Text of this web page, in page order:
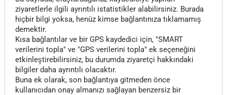
ziyaretlerle ilgili ayrıntılı istatistikler alabilirsiniz. Burada
hiçbir bilgi yoksa, henüz kimse bağlantınıza tıklamamış
demektir.
Kısa bağlantılar ve bir GPS kaydedici için, "SMART
verilerini topla" ve "GPS verilerini topla" ek seçeneğini
etkinleştirebilirsiniz, bu durumda ziyaretçi hakkındaki
bilgiler daha ayrıntılı olacaktır.
Buna ek olarak, son bağlantıya gitmeden önce
kullanıcıdan onay almanızı sağlayan benzersiz bir